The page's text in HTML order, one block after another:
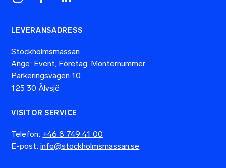
LEVERANSADRESS
Stockholmsmässan
Ange: Event, Företag, Monternummer
Parkeringsvägen 10
125 30 Älvsjö
VISITOR SERVICE
Telefon: +46 8 749 41 00
E-post:info@stockholmsmassan.se